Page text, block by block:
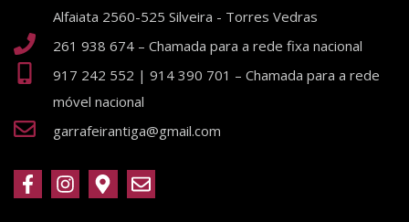
Alfaiata 2560-525 Silveira - Torres Vedras
261 938 674 – Chamada para a rede fixa nacional
917 242 552 | 914 390 701 – Chamada para a rede
móvel nacional
garrafeirantiga@gmail.com